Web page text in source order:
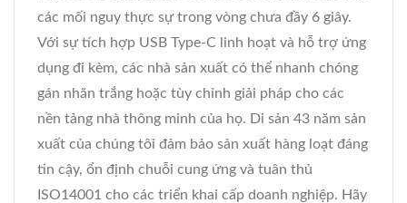
các mối nguy thực sự trong vòng chưa đầy 6 giây.
Với sự tích hợp USB Type-C linh hoạt và hỗ trợ ứng
dụng đi kèm, các nhà sản xuất có thể nhanh chóng
gán nhãn trắng hoặc tùy chỉnh giải pháp cho các
nền tảng nhà thông minh của họ. Di sản 43 năm sản
xuất của chúng tôi đảm bảo sản xuất hàng loạt đáng
tin cậy, ổn định chuỗi cung ứng và tuân thủ
ISO14001 cho các triển khai cấp doanh nghiệp. Hãy